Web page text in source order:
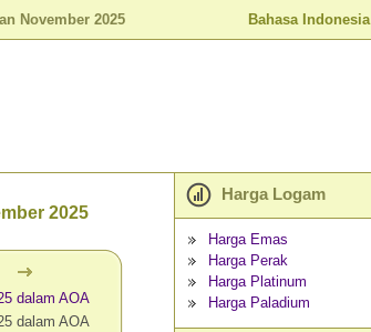
November 2025 Bahasa Indonesia
2025
dalam AOA
dalam AOA
Harga Logam
Harga Emas
Harga Perak
Harga Platinum
Harga Paladium